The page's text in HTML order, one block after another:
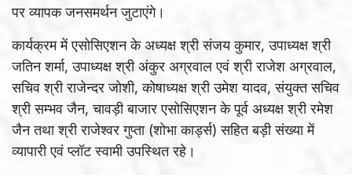
पर व्यापक जनसमर्थन जुटाएंगे।
कार्यक्रम में एसोसिएशन के अध्यक्ष श्री संजय कुमार, उपाध्यक्ष श्री
जतिन शर्मा, उपाध्यक्ष श्री अंकुर अग्रवाल एवं श्री राजेश अग्रवाल,
सचिव श्री राजेन्दर जोशी, कोषाध्यक्ष श्री उमेश यादव, संयुक्त सचिव
श्री सम्भव जैन, चावड़ी बाजार एसोसिएशन के पूर्व अध्यक्ष श्री रमेश
जैन तथा श्री राजेश्वर गुप्ता (शोभा कार्ड्स) सहित बड़ी संख्या में
व्यापारी एवं प्लॉट स्वामी उपस्थित रहे।